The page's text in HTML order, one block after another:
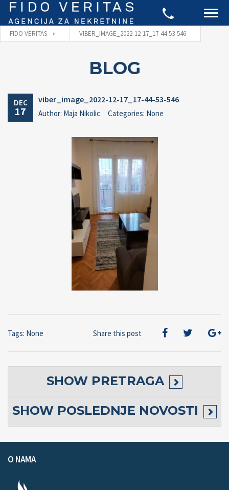
FIDO VERITAS VIBER_IMAGE_2022-12-17_17-44-53-546
BLOG
DEC
17
viber_image_2022-12-17_17-44-53-546
Author: Maja Nikolic Categories: None
Share this post
Tags: None
SHOW PRETRAGA
SHOW POSLEDNJE NOVOSTI
O NAMA